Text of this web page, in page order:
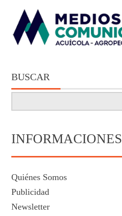
BUSCAR
INFORMACIONES
Quiénes Somos
Publicidad
Newsletter